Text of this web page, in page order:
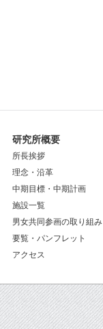
研究所概要
所長挨拶
理念・沿革
中期目標・中期計画
施設一覧
男女共同参画の取り組み
要覧・パンフレット
アクセス